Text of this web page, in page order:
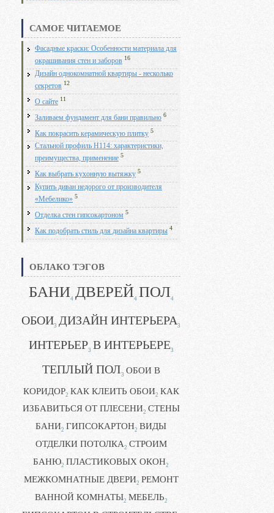
САМОЕ ЧИТАЕМОЕ
Фасадные краски: Особенности материала для
окрашивания стен и заборов 16
Дизайн однокомнатной квартиры - несколько
секретов 12
О сайте 11
Заливаем фундамент для бани правильно 6
Как покрасить керамическую плитку 5
Стальной профиль Н114: характеристики,
преимущества, применение 5
Как выбрать кухонную вытяжку 5
Купить диван недорого от производителя
«Мебелико» 5
Отделка стен гипсокартоном 5
Как подобрать стиль для дизайна квартиры 4
ОБЛАКО ТЭГОВ
БАНИ4 ДВЕРЕЙ4 ПОЛ4
ОБОИ3 ДИЗАЙН ИНТЕРЬЕРА3
ИНТЕРЬЕР3 В ИНТЕРЬЕРЕ3
ТЕПЛЫЙ ПОЛ3 ОБОИ В
КОРИДОР2 КАК КЛЕИТЬ ОБОИ2 КАК
ИЗБАВИТЬСЯ ОТ ПЛЕСЕНИ2 СТЕНЫ
БАНИ2 ГИПСОКАРТОН2 ВИДЫ
ОТДЕЛКИ ПОТОЛКА2 СТРОИМ
БАНЮ2 ПЛАСТИКОВЫХ ОКОН2
МЕЖКОМНАТНЫЕ ДВЕРИ2 РЕМОНТ
ВАННОЙ КОМНАТЫ2 МЕБЕЛЬ2